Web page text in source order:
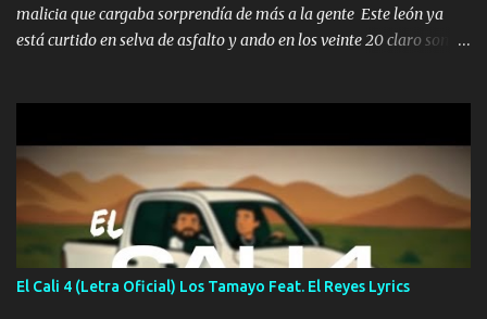
malicia que cargaba sorprendía de más a la gente Este león ya
está curtido en selva de asfalto y ando en los veinte 20 claro son
pa más pues hay charola les voy a dar hasta topar pues no hay de
otra Música Surcando bien mi camino voy por mi línea no veo a
los lados aquel que no corre vuela no se me duerm voy chicoteado
Ya pasé varias hazañas ya tienen rato que me agarran el colmillo
de este León los estatales no sé esperaron Al tiro esta la PrimiZa
también la nueve que cargo al lado doy la mano al que su amigo y
al traicionero damos pa abajo Y No me paran aquí hay pa más
El Cali 4 (Letra Oficial) Los Tamayo Feat. El Reyes Lyrics